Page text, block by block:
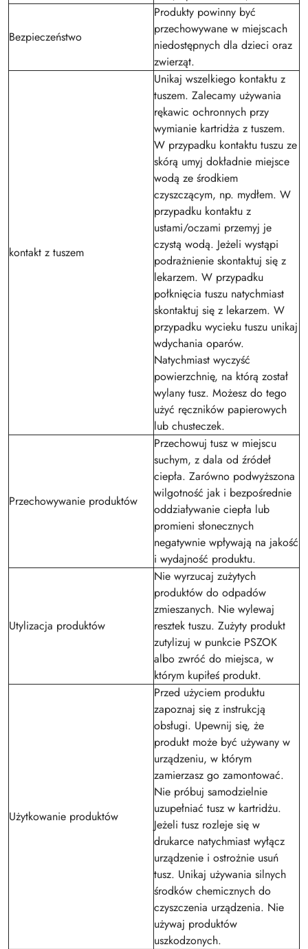
Bezpieczeństwo
Produkty powinny być
przechowywane w miejscach
niedostępnych dla dzieci oraz
zwierząt.
kontakt z tuszem
Unikaj wszelkiego kontaktu z
tuszem. Zalecamy używania
rękawic ochronnych przy
wymianie kartridża z tuszem.
W przypadku kontaktu tuszu ze
skórą umyj dokładnie miejsce
wodą ze środkiem
czyszczącym, np. mydłem. W
przypadku kontaktu z
ustami/oczami przemyj je
czystą wodą. Jeżeli wystąpi
podrażnienie skontaktuj się z
lekarzem. W przypadku
połknięcia tuszu natychmiast
skontaktuj się z lekarzem. W
przypadku wycieku tuszu unikaj
wdychania oparów.
Natychmiast wyczyść
powierzchnię, na którą został
wylany tusz. Możesz do tego
użyć ręczników papierowych
lub chusteczek.
Przechowywanie produktów
Przechowuj tusz w miejscu
suchym, z dala od źródeł
ciepła. Zarówno podwyższona
wilgotność jak i bezpośrednie
oddziaływanie ciepła lub
promieni słonecznych
negatywnie wpływają na jakość
i wydajność produktu.
Utylizacja produktów
Nie wyrzucaj zużytych
produktów do odpadów
zmieszanych. Nie wylewaj
resztek tuszu. Zużyty produkt
zutylizuj w punkcie PSZOK
albo zwróć do miejsca, w
którym kupiłeś produkt.
Użytkowanie produktów
Przed użyciem produktu
zapoznaj się z instrukcją
obsługi. Upewnij się, że
produkt może być używany w
urządzeniu, w którym
zamierzasz go zamontować.
Nie próbuj samodzielnie
uzupełniać tusz w kartridżu.
Jeżeli tusz rozleje się w
drukarce natychmiast wyłącz
urządzenie i ostrożnie usuń
tusz. Unikaj używania silnych
środków chemicznych do
czyszczenia urządzenia. Nie
używaj produktów
uszkodzonych.